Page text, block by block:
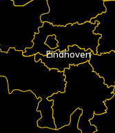
Eindhoven